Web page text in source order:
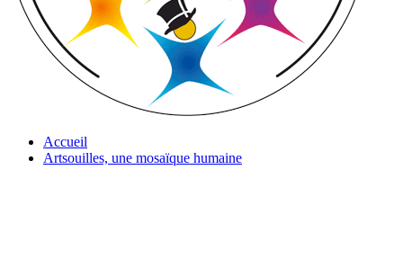
Accueil
Artsouilles, une mosaïque humaine